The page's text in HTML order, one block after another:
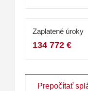
Zaplatené úroky
134 772 €
Prepočítať